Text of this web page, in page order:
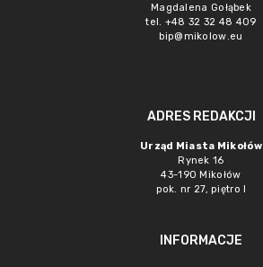
Magdalena Gołąbek
tel. +48 32 32 48 409
bip@mikolow.eu
ADRES REDAKCJI
Urząd Miasta Mikołów
Rynek 16
43-190 Mikołów
pok. nr 27, piętro I
INFORMACJE